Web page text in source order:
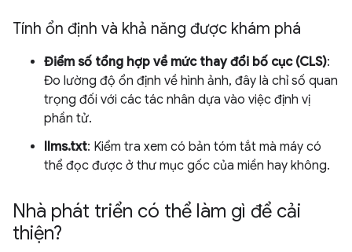
Tính ổn định và khả năng được khám phá
Điểm số tổng hợp về mức thay đổi bố cục (CLS):
Đo lường độ ổn định về hình ảnh, đây là chỉ số quan
trọng đối với các tác nhân dựa vào việc định vị
phần tử.
llms.txt: Kiểm tra xem có bản tóm tắt mà máy có
thể đọc được ở thư mục gốc của miền hay không.
Nhà phát triển có thể làm gì để cải
thiện?